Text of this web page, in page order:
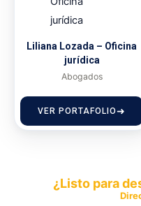
Liliana Lozada – Oficina
jurídica
Abogados
VER PORTAFOLIO
¿Listo para